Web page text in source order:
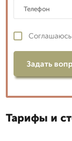
Задать
Тарифы и